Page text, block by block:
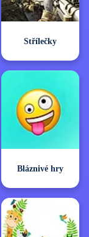
Střílečky
Bláznivé hry